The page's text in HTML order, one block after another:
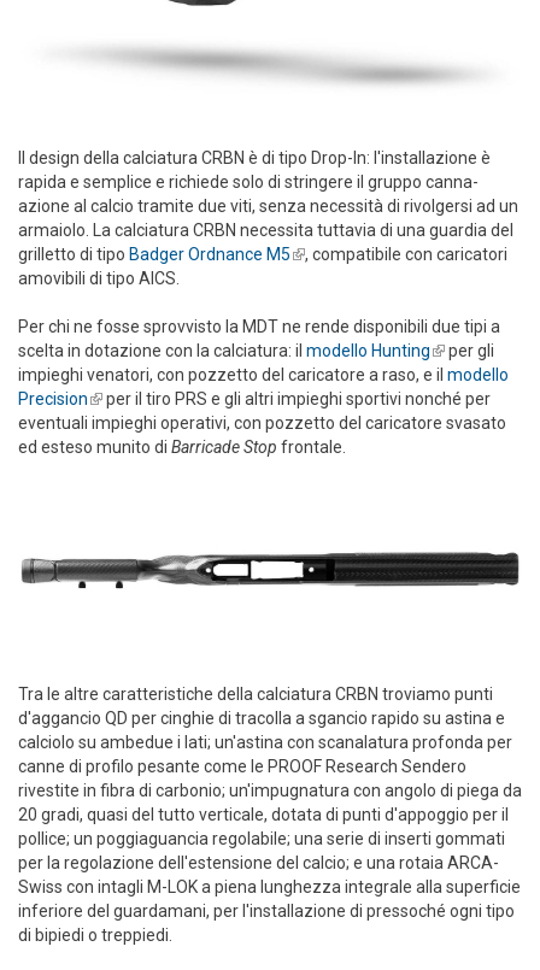
Il design della calciatura CRBN è di tipo Drop-In: l'installazione è
rapida e semplice e richiede solo di stringere il gruppo canna-
azione al calcio tramite due viti, senza necessità di rivolgersi ad un
armaiolo. La calciatura CRBN necessita tuttavia di una guardia del
grilletto di tipo Badger Ordnance M5(link is external)
, compatibile con caricatori
amovibili di tipo AICS.
Per chi ne fosse sprovvisto la MDT ne rende disponibili due tipi a
scelta in dotazione con la calciatura: il modello Hunting(link is
external)
per gli
impieghi venatori, con pozzetto del caricatore a raso, e il modello
Precision(link is external)
per il tiro PRS e gli altri impieghi sportivi nonché per
eventuali impieghi operativi, con pozzetto del caricatore svasato
ed esteso munito di Barricade Stop frontale.
Tra le altre caratteristiche della calciatura CRBN troviamo punti
d'aggancio QD per cinghie di tracolla a sgancio rapido su astina e
calciolo su ambedue i lati; un'astina con scanalatura profonda per
canne di profilo pesante come le PROOF Research Sendero
rivestite in fibra di carbonio; un'impugnatura con angolo di piega da
20 gradi, quasi del tutto verticale, dotata di punti d'appoggio per il
pollice; un poggiaguancia regolabile; una serie di inserti gommati
per la regolazione dell'estensione del calcio; e una rotaia ARCA-
Swiss con intagli M-LOK a piena lunghezza integrale alla superficie
inferiore del guardamani, per l'installazione di pressoché ogni tipo
di bipiedi o treppiedi.